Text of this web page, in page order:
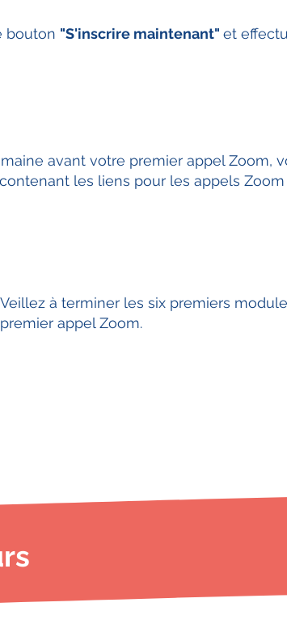
bouton "S'inscrire maintenant" et
avant votre premier appel Zoom,
les liens pour les appels
Veillez à terminer les six premiers
premier appel Zoom.